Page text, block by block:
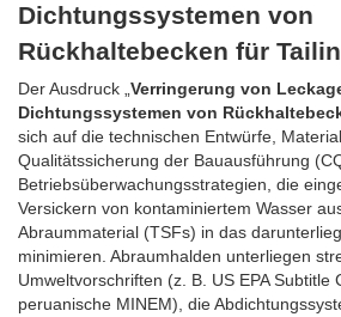
Dichtungssystemen von
Rückhaltebecken für
Der Ausdruck „ Verringerung von
Dichtungssystemen von
sich auf die technischen Entwürfe,
Qualitätssicherung der Bauausführung
Betriebsüberwachungsstrategien, die
Versickern von kontaminiertem Wasser
Abraummaterial (TSFs) in das
minimieren. Abraumhalden unterliegen
Umweltvorschriften (z. B. US EPA Subtitle
peruanische MINEM), die